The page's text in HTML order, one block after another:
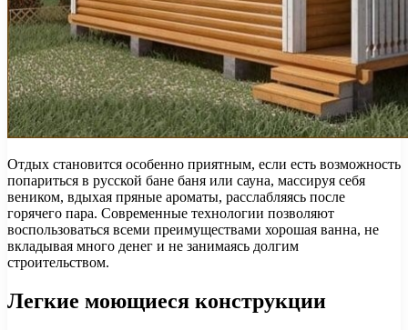
Отдых становится особенно приятным, если есть возможность
попариться в русской бане баня или сауна, массируя себя
веником, вдыхая пряные ароматы, расслабляясь после
горячего пара. Современные технологии позволяют
воспользоваться всеми преимуществами хорошая ванна, не
вкладывая много денег и не занимаясь долгим
строительством.
Легкие моющиеся конструкции